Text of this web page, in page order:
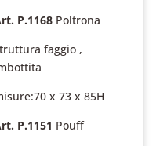
P.1168 Poltrona
faggio ,
x 73 x 85H
P.1151 Pouff